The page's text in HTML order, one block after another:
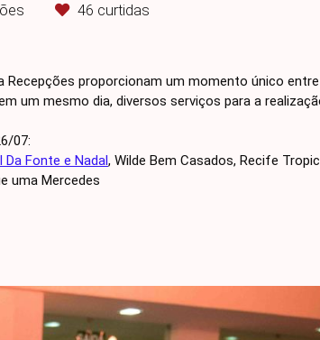
46 curtidas
proporcionam um momento único
um mesmo dia, diversos serviços para a
07:
Da Fonte e Nadal, Wilde Bem Casados, Recife
uma Mercedes